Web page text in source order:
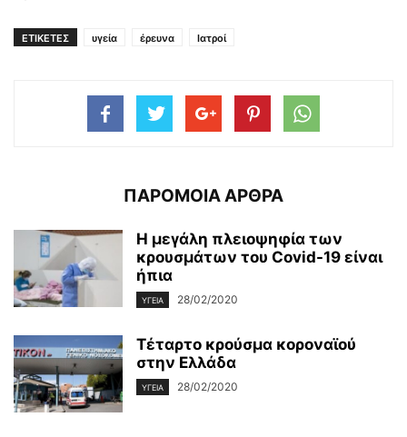
ΕΤΙΚΕΤΕΣ υγεία έρευνα Ιατροί
ΠΑΡΟΜΟΙΑ ΑΡΘΡΑ
Η μεγάλη πλειοψηφία των
κρουσμάτων του Covid-19 είναι
ήπια
ΥΓΕΊΑ 28/02/2020
Τέταρτο κρούσμα κοροναϊού
στην Ελλάδα
ΥΓΕΊΑ 28/02/2020